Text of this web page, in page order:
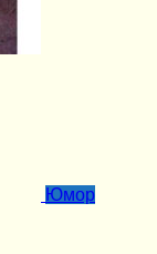
Юмор